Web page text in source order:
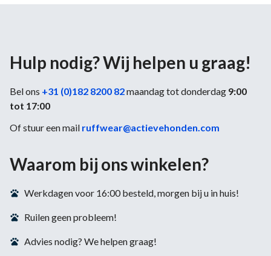
Hulp nodig? Wij helpen u graag!
Bel ons +31 (0)182 8200 82maandag tot donderdag 9:00
tot 17:00
Of stuur een mail ruffwear@actievehonden.com
Waarom bij ons winkelen?
Werkdagen voor 16:00 besteld, morgen bij u in huis!
Ruilen geen probleem!
Advies nodig? We helpen graag!